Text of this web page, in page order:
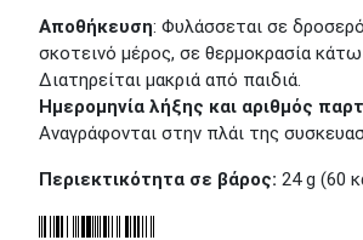
Αποθήκευση: Φυλάσσεται σε
σκοτεινό μέρος, σε θερμοκρασία
Διατηρείται μακριά από παιδιά.
Ημερομηνία λήξης και αριθμός
Αναγράφονται στην πλάι της
Περιεκτικότητα σε βάρος: 24 g (60